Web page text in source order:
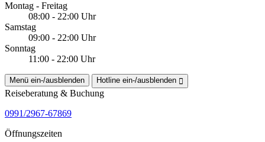
Montag - Freitag
08:00 - 22:00 Uhr
Samstag
09:00 - 22:00 Uhr
Sonntag
11:00 - 22:00 Uhr
Menü ein-/ausblenden Hotline ein-/ausblenden
Reiseberatung & Buchung
0991/2967-67869
Öffnungszeiten